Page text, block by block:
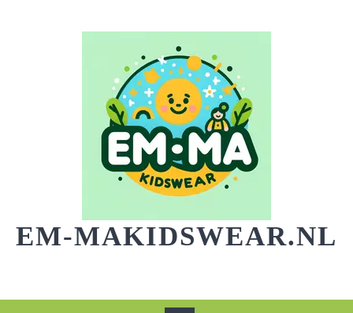
EM-MAKIDSWEAR.NL